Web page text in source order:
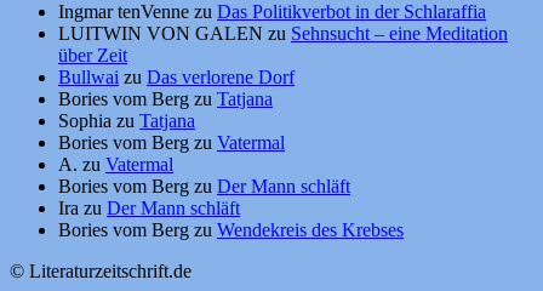
Ingmar tenVenne zu Das Politikverbot in der Schlaraffia
LUITWIN VON GALEN zu Sehnsucht – eine Meditation
über Zeit
Bullwai zu Das verlorene Dorf
Bories vom Berg zu Tatjana
Sophia zu Tatjana
Bories vom Berg zu Vatermal
A. zu Vatermal
Bories vom Berg zu Der Mann schläft
Ira zu Der Mann schläft
Bories vom Berg zu Wendekreis des Krebses
© Literaturzeitschrift.de